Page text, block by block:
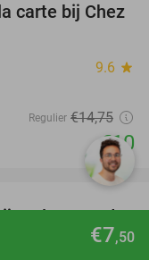
€7,50
32%
carte bij Chez
9.6 star
Regulier €14,75
€10
27%
favorite_border
Molenwaard